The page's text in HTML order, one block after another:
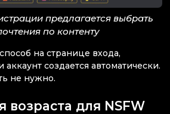
предлагается выбрать
по контенту
на странице входа,
создается автоматически.
не нужно.
возраста для NSFW